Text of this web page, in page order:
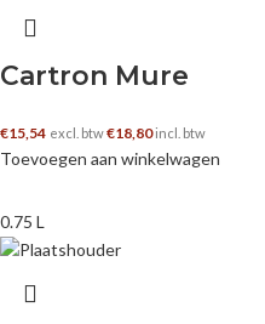
Cartron Mure
€15,54 excl. btw€18,80incl. btw
Toevoegen aan winkelwagen
0.75 L